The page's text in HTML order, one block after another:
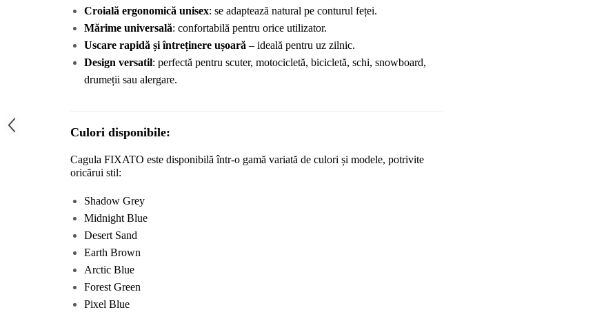
Croială ergonomică unisex: se adaptează natural pe conturul feței.
Mărime universală: confortabilă pentru orice utilizator.
Uscare rapidă și întreținere ușoară – ideală pentru uz zilnic.
Design versatil: perfectă pentru scuter, motocicletă, bicicletă, schi, snowboard,
drumeții sau alergare.
Culori disponibile:
Cagula FIXATO este disponibilă într-o gamă variată de culori și modele, potrivite
oricărui stil:
Shadow Grey
Midnight Blue
Desert Sand
Earth Brown
Arctic Blue
Forest Green
Pixel Blue